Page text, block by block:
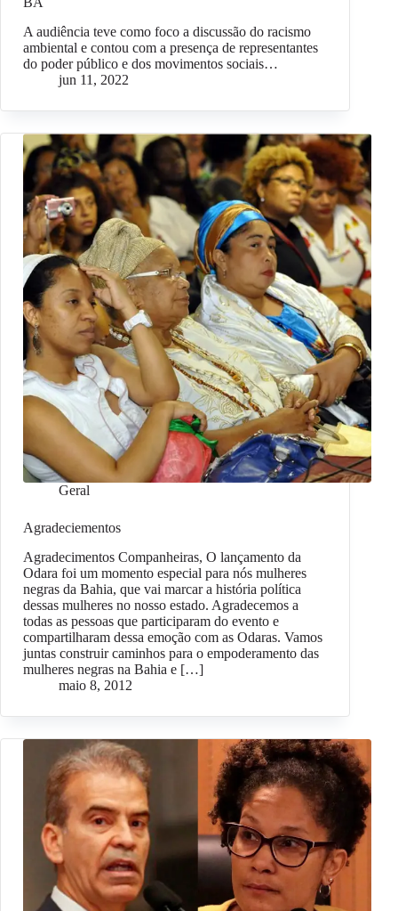
A audiência teve como foco a discussão do racismo
ambiental e contou com a presença de representantes
do poder público e dos movimentos sociais…
jun 11, 2022
Geral
Agradeciementos
Agradecimentos Companheiras, O lançamento da
Odara foi um momento especial para nós mulheres
negras da Bahia, que vai marcar a história política
dessas mulheres no nosso estado. Agradecemos a
todas as pessoas que participaram do evento e
compartilharam dessa emoção com as Odaras. Vamos
juntas construir caminhos para o empoderamento das
mulheres negras na Bahia e […]
maio 8, 2012